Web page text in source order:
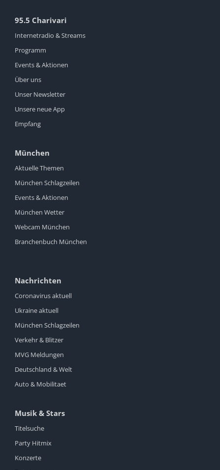
95.5 Charivari
Internetradio & Streams
Programm
Events & Aktionen
Über uns
Unser Newsletter
Unsere neue App
Empfang
München
Aktuelle Themen
München Schlagzeilen
Events & Aktionen
München Wetter
Webcam München
Branchenbuch München
Nachrichten
Coronavirus aktuell
Ukraine aktuell
München Schlagzeilen
Verkehr & Blitzer
MVG Meldungen
Deutschland & Welt
Auto & Mobilitaet
Musik & Stars
Titelsuche
Party Hitmix
Konzerte